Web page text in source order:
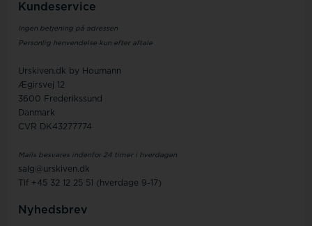
Kundeservice
Ingen betjening på adressen
Personlig henvendelse kun efter aftale
Urskiven.dk by Houmann
Ægirsvej 12
3600 Frederikssund
Danmark
CVR DK43277774
Mails besvares indenfor 24 timer i hverdagen
salg@urskiven.dk
Tlf +45 32 12 25 51 (hverdage 9-17)
Nyhedsbrev